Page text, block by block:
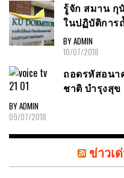
รู้จัก สมาน กุ
ในปฏิบัติการ
BY ADMIN
10/07/2018
ถอดรหัสอน
ชาติ บำรุงสุข
BY ADMIN
09/07/2018
ข่าวเ